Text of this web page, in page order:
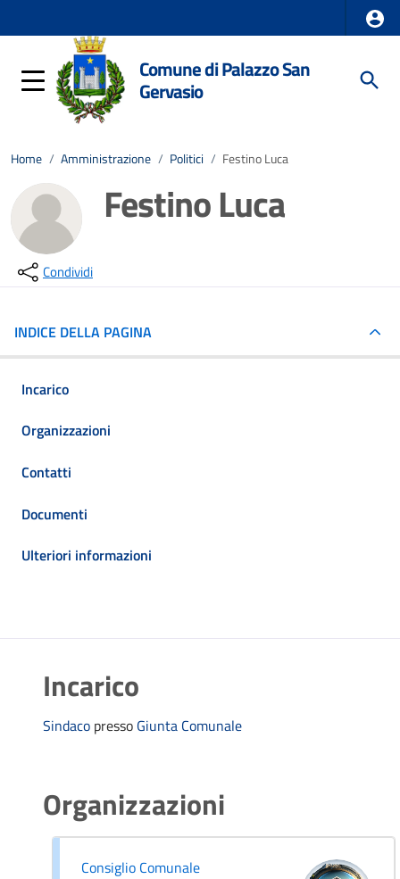
Comune di Palazzo San
Gervasio
Home / Amministrazione / Politici / Festino Luca
Festino Luca
Condividi
INDICE DELLA PAGINA
Incarico
Organizzazioni
Contatti
Documenti
Ulteriori informazioni
Incarico
Sindaco presso Giunta Comunale
Organizzazioni
Consiglio Comunale